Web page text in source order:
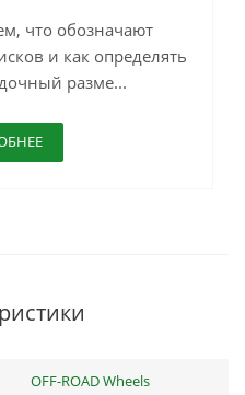
что обозначают
и как определять
разме...
OFF-ROAD Wheels